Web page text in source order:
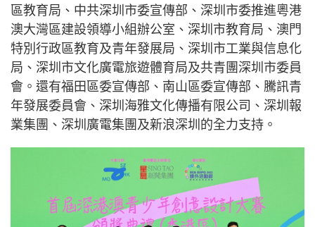
區教育局、中共深圳市委宣傳部、深圳市委推進粵港
澳大灣區建設領導小組辦公室、深圳市教育局、澳門
特別行政區教育及青年發展局、深圳市工業與信息化
局、深圳市文化廣電旅遊體育局及共青團深圳市委員
會。還有福田區委宣傳部、南山區委宣傳部、騰訊青
年發展委員會、深圳海雅文化傳播有限公司、深圳報
業集團、深圳廣電集團及新浪深圳的全力支持。